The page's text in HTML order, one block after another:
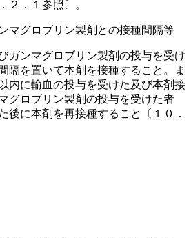
２．１参照〕。
マグロブリン製剤との接種間隔等
ガンマグロブリン製剤の投与を受け
隔を置いて本剤を接種すること。ま
内に輸血の投与を受けた及び本剤接
グロブリン製剤の投与を受けた者
後に本剤を再接種すること〔１０．